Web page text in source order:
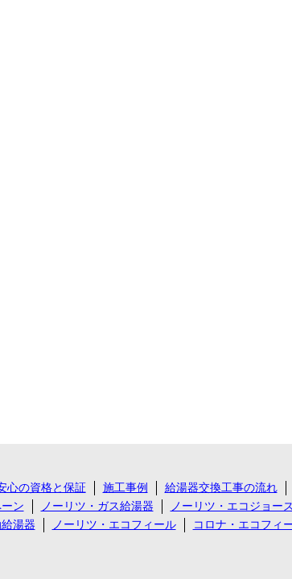
心の資格と保証 施工事例 給湯器交換工事の流れ
ン ノーリツ・ガス給湯器 ノーリツ・エコジョー
湯器 ノーリツ・エコフィール コロナ・エコフィ